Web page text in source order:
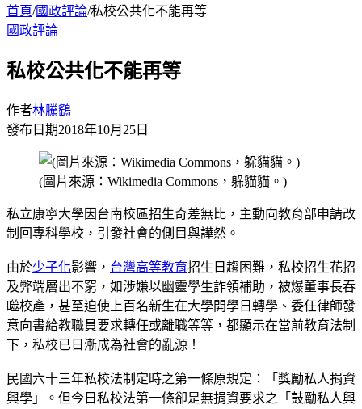
首頁/國政評論/私校公共化不能再等
國政評論
私校公共化不能再等
作者林騰鷂
發布日期2018年10月25日
(圖片來源：Wikimedia Commons，躲貓貓。)
私立康寧大學因台南校區招生奇差無比，主動向教育部申請改
制回專科學校，引發社會的側目與譁然。
由於少子化影響， 台灣高等教育招生日趨困難，私校招生花招
及弊端層出不窮，如涉嫌以幽靈學生詐領補助，被爆董事長吞
噬校產，甚至迫使上百名新生在大學開學日轉學、委任律師發
意向書給教職員要求轉任或離職等等，都顯示在當前教育法制
下，私校已日漸成為社會的亂源！
民國六十三年私校法制定時之第一條原規定：「獎勵私人捐資
興學」。但今日私校法第一條卻是無捐資要求之「鼓勵私人興